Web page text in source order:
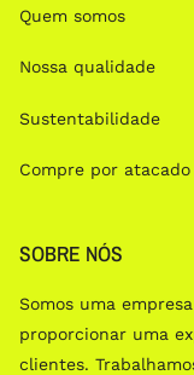
Quem somos
Nossa qualidade
Sustentabilidade
Compre por atacado
SOBRE NÓS
Somos uma
proporcionar uma
clientes.